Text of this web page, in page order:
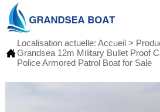

Localisation actuelle: Accueil>
Grandsea 12m Military Bullet Proof
Police Armored Patrol Boat for Sale